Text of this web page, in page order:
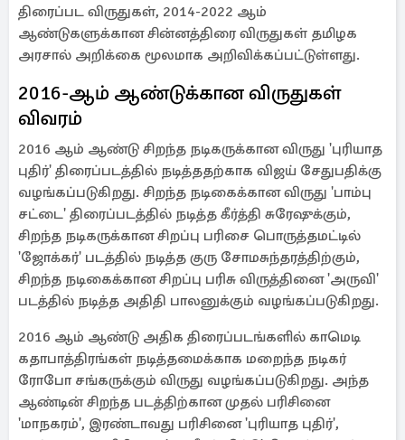
திரைப்பட விருதுகள், 2014-2022 ஆம்
ஆண்டுகளுக்கான சின்னத்திரை விருதுகள் தமிழக
அரசால் அறிக்கை மூலமாக அறிவிக்கப்பட்டுள்ளது.
2016-ஆம் ஆண்டுக்கான விருதுகள்
விவரம் ‎‎
2016 ஆம் ஆண்டு சிறந்த நடிகருக்கான விருது 'புரியாத
புதிர்' திரைப்படத்தில் நடித்ததற்காக விஜய் சேதுபதிக்கு
வழங்கப்படுகிறது. சிறந்த நடிகைக்கான விருது 'பாம்பு
சட்டை' திரைப்படத்தில் நடித்த கீர்த்தி சுரேஷுக்கும்,
சிறந்த நடிகருக்கான சிறப்பு பரிசை பொருத்தமட்டில்
'ஜோக்கர்' படத்தில் நடித்த குரு சோமசுந்தரத்திற்கும்,
சிறந்த நடிகைக்கான சிறப்பு பரிசு விருத்தினை 'அருவி'
படத்தில் நடித்த அதிதி பாலனுக்கும் வழங்கப்படுகிறது.
2016 ஆம் ஆண்டு அதிக திரைப்படங்களில் காமெடி
கதாபாத்திரங்கள் நடித்தமைக்காக மறைந்த நடிகர்
ரோபோ சங்கருக்கும் விருது வழங்கப்படுகிறது. அந்த
ஆண்டின் சிறந்த படத்திற்கான முதல் பரிசினை
'மாநகரம்', இரண்டாவது பரிசினை 'புரியாத புதிர்',